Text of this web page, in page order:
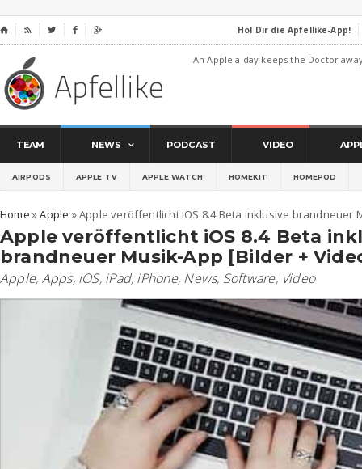
⌂     Hol Dir die Apfellike-App!
An Apple a day keeps the Doctor
TEAM NEWS PODCAST VIDEO
AIRPODS APPLE TV APPLE WATCH HOMEKIT HOMEPOD
Home »Apple »Apple veröffentlicht iOS 8.4 Beta inklusive brandneuer
Apple veröffentlicht iOS 8.4 Beta
brandneuer Musik-App [Bilder +
Apple, Apps, iOS, iPad, iPhone, News, Software, Video